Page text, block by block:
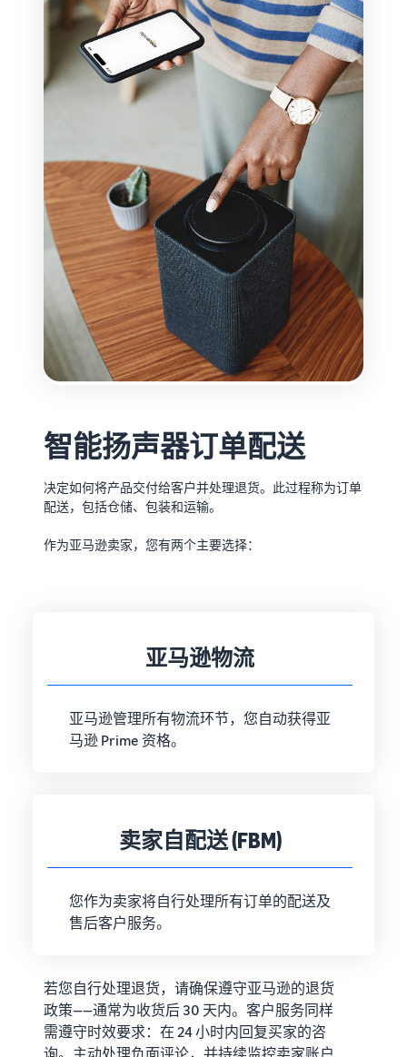
智能扬声器订单配送
决定如何将产品交付给客户并处理退货。此过程称为订单
配送，包括仓储、包装和运输。
作为亚马逊卖家，您有两个主要选择：
亚马逊物流
亚马逊管理所有物流环节，您自动获得亚
马逊 Prime 资格。
卖家自配送 (FBM)
您作为卖家将自行处理所有订单的配送及
售后客户服务。
若您自行处理退货，请确保遵守亚马逊的退货
政策——通常为收货后 30 天内。客户服务同样
需遵守时效要求：在 24 小时内回复买家的咨
询。主动处理负面评论，并持续监控卖家账户